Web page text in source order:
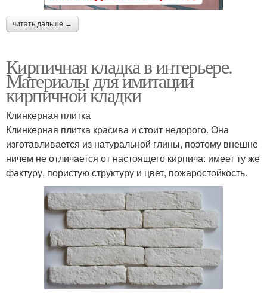
читать дальше →
Кирпичная кладка в интерьере.
Материалы для имитации
кирпичной кладки
Клинкерная плитка
Клинкерная плитка красива и стоит недорого. Она
изготавливается из натуральной глины, поэтому внешне
ничем не отличается от настоящего кирпича: имеет ту же
фактуру, пористую структуру и цвет, пожаростойкость.